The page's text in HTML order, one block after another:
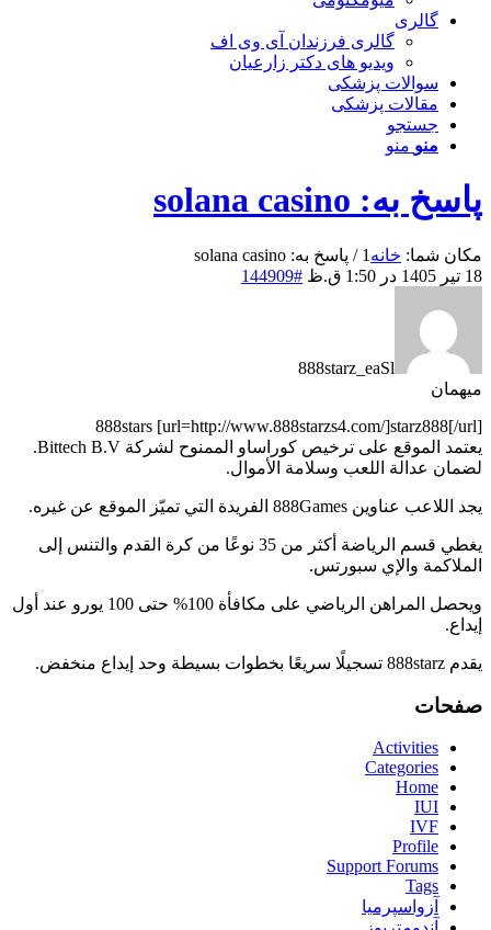
گالری
گالری فرزندان آی وی اف
ویدیو های دکتر زارعیان
سوالات پزشکی
مقالات پزشکی
جستجو
منو منو
پاسخ به: solana casino
مکان شما: خانه 1
/ پاسخ به: solana casino
18 تیر 1405 در 1:50 ق.ظ
#144909
888starz_eaSl
میهمان
888stars [url=http://www.888starzs4.com/]starz888[/url]
يعتمد الموقع على ترخيص كوراساو الممنوح لشركة Bittech B.V.
لضمان عدالة اللعب وسلامة الأموال.
يجد اللاعب عناوين 888Games الفريدة التي تميّز الموقع عن غيره.
يغطي قسم الرياضة أكثر من 35 نوعًا من كرة القدم والتنس إلى
الملاكمة والإي سبورتس.
ويحصل المراهن الرياضي على مكافأة 100% حتى 100 يورو عند أول
إيداع.
يقدم 888starz تسجيلًا سريعًا بخطوات بسيطة وحد إيداع منخفض.
صفحات
Activities
Categories
Home
IUI
IVF
Profile
Support Forums
Tags
آزواسپرمیا